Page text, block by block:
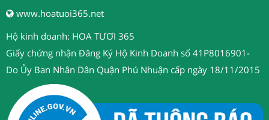
www.hoatuoi365.net
Hộ kinh doanh: HOA TƯƠI 365
Giấy chứng nhận Đăng Ký Hộ Kinh Doanh số 41P8016901-
Do Ủy Ban Nhân Dân Quận Phú Nhuận cấp ngày 18/11/2015